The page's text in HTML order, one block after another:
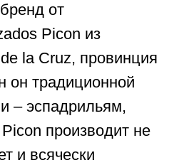
от
Picon из
la Cruz, провинция
он традиционной
– эспадрильям,
производит не
и всячески